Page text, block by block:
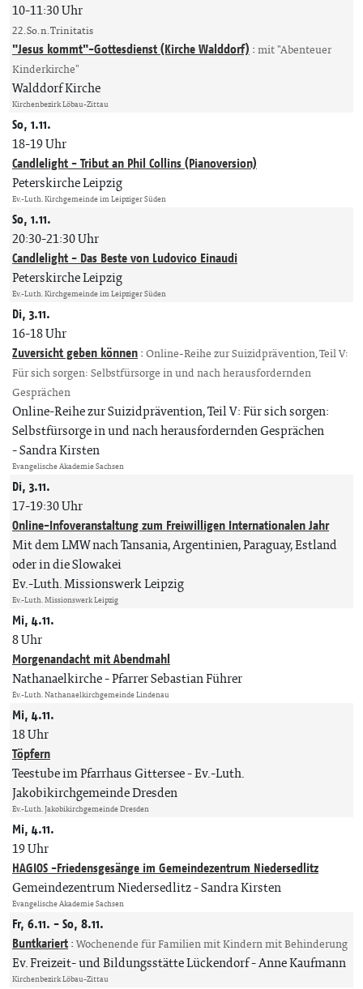
10-11:30 Uhr
22. So. n. Trinitatis
"Jesus kommt"-Gottesdienst (Kirche Walddorf) : mit "Abenteuer
Kinderkirche"
Walddorf Kirche
Kirchenbezirk Löbau-Zittau
So, 1.11.
18-19 Uhr
Candlelight - Tribut an Phil Collins (Pianoversion)
Peterskirche Leipzig
Ev.-Luth. Kirchgemeinde im Leipziger Süden
So, 1.11.
20:30-21:30 Uhr
Candlelight - Das Beste von Ludovico Einaudi
Peterskirche Leipzig
Ev.-Luth. Kirchgemeinde im Leipziger Süden
Di, 3.11.
16-18 Uhr
Zuversicht geben können: Online-Reihe zur Suizidprävention, Teil V:
Für sich sorgen: Selbstfürsorge in und nach herausfordernden
Gesprächen
Online-Reihe zur Suizidprävention, Teil V: Für sich sorgen:
Selbstfürsorge in und nach herausfordernden Gesprächen
Sandra Kirsten
Evangelische Akademie Sachsen
Di, 3.11.
17-19:30 Uhr
Online-Infoveranstaltung zum Freiwilligen Internationalen Jahr
Mit dem LMW nach Tansania, Argentinien, Paraguay, Estland
oder in die Slowakei
Ev.-Luth. Missionswerk Leipzig
Ev.-Luth. Missionswerk Leipzig
Mi, 4.11.
8 Uhr
Morgenandacht mit Abendmahl
Nathanaelkirche Pfarrer Sebastian Führer
Ev.-Luth. Nathanaelkirchgemeinde Lindenau
Mi, 4.11.
18 Uhr
Töpfern
Teestube im Pfarrhaus Gittersee Ev.-Luth.
Jakobikirchgemeinde Dresden
Ev.-Luth. Jakobikirchgemeinde Dresden
Mi, 4.11.
19 Uhr
HAGIOS -Friedensgesänge im Gemeindezentrum Niedersedlitz
Gemeindezentrum Niedersedlitz Sandra Kirsten
Evangelische Akademie Sachsen
Fr, 6.11. - So, 8.11.
Buntkariert: Wochenende für Familien mit Kindern mit Behinderung
Ev. Freizeit- und Bildungsstätte Lückendorf Anne Kaufmann
Kirchenbezirk Löbau-Zittau